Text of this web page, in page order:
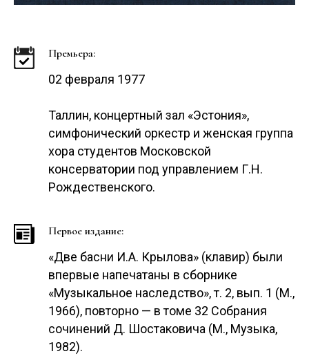
Премьера:
02 февраля 1977
Таллин, концертный зал «Эстония»,
симфонический оркестр и женская группа
хора студентов Московской
консерватории под управлением Г.Н.
Рождественского.
Первое издание:
«Две басни И.А. Крылова» (клавир) были
впервые напечатаны в сборнике
«Музыкальное наследство», т. 2, вып. 1 (М.,
1966), повторно — в томе 32 Собрания
сочинений Д. Шостаковича (М., Музыка,
1982).